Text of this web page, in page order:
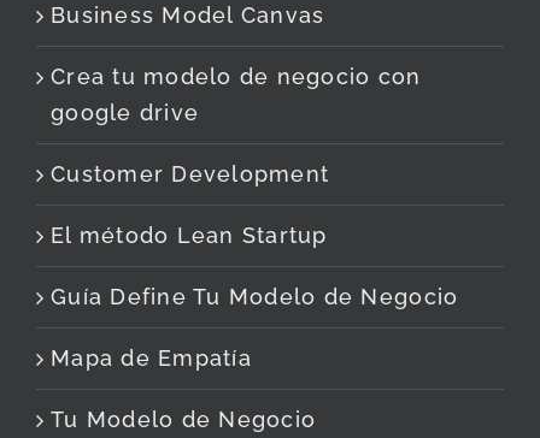
Business Model Canvas
Crea tu modelo de negocio con
google drive
Customer Development
El método Lean Startup
Guía Define Tu Modelo de Negocio
Mapa de Empatía
Tu Modelo de Negocio